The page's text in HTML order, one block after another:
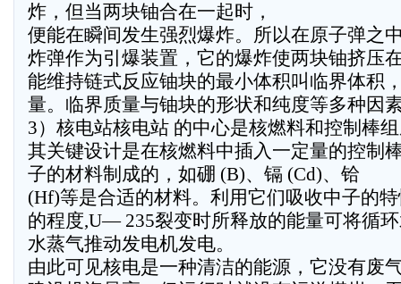
炸，但当两块铀合在一起时，
便能在瞬间发生强烈爆炸。所以在原子弹之
炸弹作为引爆装置，它的爆炸使两块铀挤压
能维持链式反应铀块的最小体积叫临界体积
量。临界质量与铀块的形状和纯度等多种因
3）核电站核电站 的中心是核燃料和控制棒
其关键设计是在核燃料中插入一定量的控制
子的材料制成的，如硼 (B)、镉 (Cd)、铪
(Hf)等是合适的材料。利用它们吸收中子的
的程度,U— 235裂变时所释放的能量可将循
水蒸气推动发电机发电。
由此可见核电是一种清洁的能源，它没有废